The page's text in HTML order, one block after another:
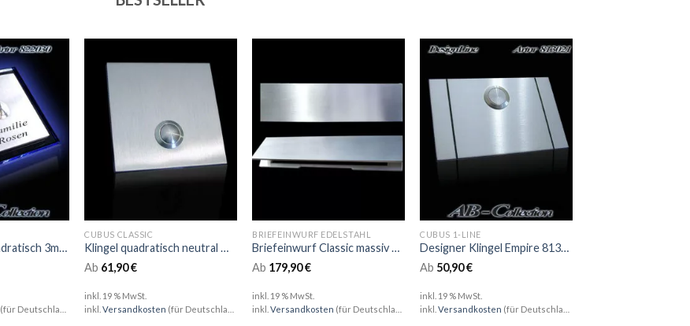
Klingelplatte quadratisch 3mm Edelstahl mit 6mm LED Glas
(für Deutschland)
CUBUS CLASSIC
Klingel quadratisch neutral massiv 6mm Edelstahl
Ab 61,90€
inkl. 19 % MwSt.
inkl.Versandkosten (für Deutschland)
BRIEFEINWURF EDELSTAHL
Briefeinwurf Classic massiv Edelstahl
Ab 179,90€
inkl. 19 % MwSt.
inkl.Versandkosten (für Deutschland)
CUBUS 1-LINE
Designer Klingel Empire 813021
Ab 50,90€
inkl. 19 % MwSt.
inkl.Versandkosten (für Deutschland)